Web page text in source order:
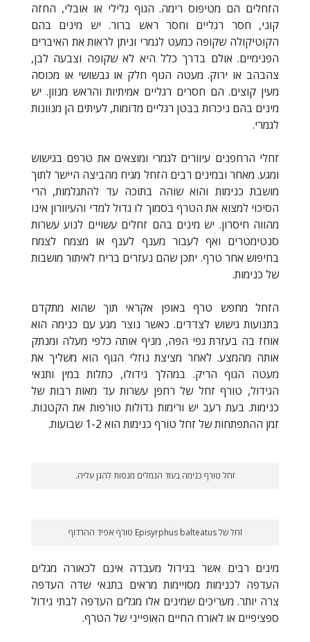
הזחלים הם מטיפוס רימה. הגוף גלילי או אובלי, החזה
קוני, חסר רגליים וחסר ראש ברור. יש מינים בהם
הקוטיקולה שקופה כמעט לגמרי וניתן לראות את האיברים
הפנימיים. אולם בדרך כלל היא לא שקופה וצבעה לבן,
צהבהב או ירוק. מעטה הגוף חלק או גבשושי או מכוסה
מעין קוצים. הם חסרים רגליים אמיתיות והראש מנוון. יש
מינים בהם ניכרות בבטן רגליים מדומות, לעיתים הן מנוונות
לגמרי.
זחלי הרחפנים עיוורים לגמרי ומוצאים את טרפם בגישוש
ומגע. מאחר ובמינים רבים הזחל מגיח מהביצה היישר לתוך
מושבת כנימות והוא שוהה בתוכה עד להתגלמות, הרי
הסיכוי למצוא את הטרף בסמוך לו גדול למדי והעיוורון אינו
מהווה חיסרון. יש מינים בהם זחלים עשויים לנוע עשרות
סנטימטרים ואף לעבור מענף לענף או מצמח לצמח
בחיפוש אחר טרף. יתכן שהם נעזרים בריח לאיתור מושבות
של כנימות.
הזחל מחפש טרף באופן אקראי תוך שהוא מתקדם
בתנועות גישוש לצדדים. כאשר נוצר מגע עם כנימה הוא
אוחז בה בעזרת גפי הפה, מניף אותה כלפי מעלה ומנתק
אותה מהמצע. לאחר מציצת נוזלי הגוף הוא משליך את
מעטה הגוף הריק. במהלך גידולו, כתלות במין ותנאי
הגידול, טורף זחל של רחפן עשרות עד מאות רבות של
כנימות. בעת רעב יש ורימות גדולות טורפות את הקטנות.
זמן ההתפתחות של זחל טורף כנימות הוא 1-2 שבועות.
זחל טורף כנימה בעוד הנמלים מנסות להגן עליה.
זחל של Episyrphus balteatus טורף אפיד ההרדוף
מינים רבים אשר בגידול מעבדה אינם לכאורה מגלים
העדפה לכנימות מסויימות מראים בתנאי שדה העדפה
צרה יותר. מעריכים שמינים אלו מגלים העדפה לבתי גידול
ספציפיים או לאורח החיים האופייני של הטרף.